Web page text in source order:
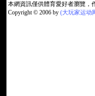
本網資訊僅供體育愛好者瀏覽，
Copyright © 2006 by (大玩家运动